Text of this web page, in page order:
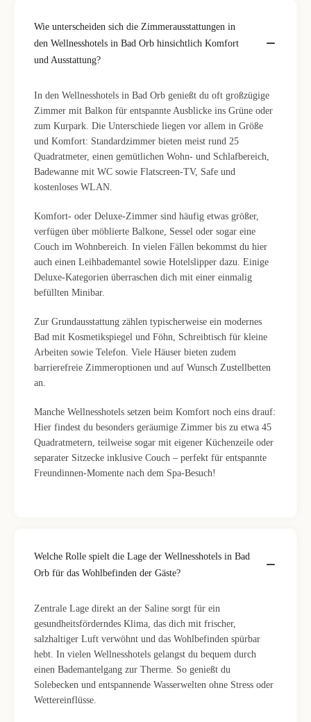
Wie unterscheiden sich die Zimmerausstattungen in
den Wellnesshotels in Bad Orb hinsichtlich Komfort
und Ausstattung?
In den Wellnesshotels in Bad Orb genießt du oft großzügige
Zimmer mit Balkon für entspannte Ausblicke ins Grüne oder
zum Kurpark. Die Unterschiede liegen vor allem in Größe
und Komfort: Standardzimmer bieten meist rund 25
Quadratmeter, einen gemütlichen Wohn- und Schlafbereich,
Badewanne mit WC sowie Flatscreen-TV, Safe und
kostenloses WLAN.
Komfort- oder Deluxe-Zimmer sind häufig etwas größer,
verfügen über möblierte Balkone, Sessel oder sogar eine
Couch im Wohnbereich. In vielen Fällen bekommst du hier
auch einen Leihbademantel sowie Hotelslipper dazu. Einige
Deluxe-Kategorien überraschen dich mit einer einmalig
befüllten Minibar.
Zur Grundausstattung zählen typischerweise ein modernes
Bad mit Kosmetikspiegel und Föhn, Schreibtisch für kleine
Arbeiten sowie Telefon. Viele Häuser bieten zudem
barrierefreie Zimmeroptionen und auf Wunsch Zustellbetten
an.
Manche Wellnesshotels setzen beim Komfort noch eins drauf:
Hier findest du besonders geräumige Zimmer bis zu etwa 45
Quadratmetern, teilweise sogar mit eigener Küchenzeile oder
separater Sitzecke inklusive Couch – perfekt für entspannte
Freundinnen-Momente nach dem Spa-Besuch!
Welche Rolle spielt die Lage der Wellnesshotels in Bad
Orb für das Wohlbefinden der Gäste?
Zentrale Lage direkt an der Saline sorgt für ein
gesundheitsförderndes Klima, das dich mit frischer,
salzhaltiger Luft verwöhnt und das Wohlbefinden spürbar
hebt. In vielen Wellnesshotels gelangst du bequem durch
einen Bademantelgang zur Therme. So genießt du
Solebecken und entspannende Wasserwelten ohne Stress oder
Wettereinflüsse.